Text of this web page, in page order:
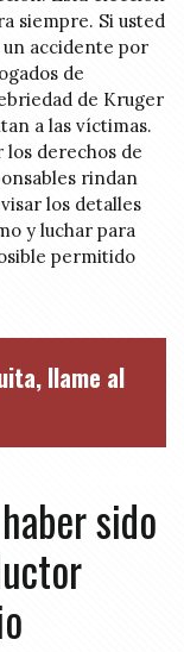
siempre. Si usted
accidente por
de
de Kruger
a las víctimas.
derechos de
rindan
los detalles
y luchar para
permitido
llame al
sido